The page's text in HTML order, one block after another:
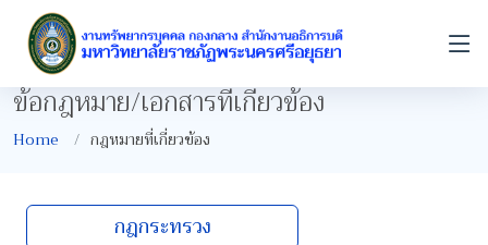
ข้อกฎหมาย/เอกสารที่เกี่ยวข้อง
Home กฎหมายที่เกี่ยวข้อง
กฎกระทรวง